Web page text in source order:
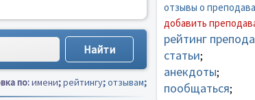
по:имени;рейтингу;отзывам;
отзывы о
добавить
рейтинг
статьи;
анекдоты;
пообщаться;